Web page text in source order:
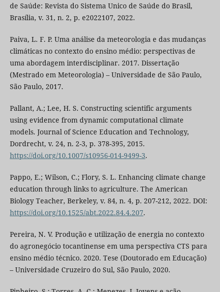
de Saúde: Revista do Sistema Unico de Saúde do Brasil,
Brasília, v. 31, n. 2, p. e2022107, 2022.
Paiva, L. F. P. Uma análise da meteorologia e das mudanças
climáticas no contexto do ensino médio: perspectivas de
uma abordagem interdisciplinar. 2017. Dissertação
(Mestrado em Meteorologia) – Universidade de São Paulo,
São Paulo, 2017.
Pallant, A.; Lee, H. S. Constructing scientific arguments
using evidence from dynamic computational climate
models. Journal of Science Education and Technology,
Dordrecht, v. 24, n. 2-3, p. 378-395, 2015.
https://doi.org/10.1007/s10956-014-9499-3.
Pappo, E.; Wilson, C.; Flory, S. L. Enhancing climate change
education through links to agriculture. The American
Biology Teacher, Berkeley, v. 84, n. 4, p. 207-212, 2022. DOI:
https://doi.org/10.1525/abt.2022.84.4.207.
Pereira, N. V. Produção e utilização de energia no contexto
do agronegócio tocantinense em uma perspectiva CTS para
ensino médio técnico. 2020. Tese (Doutorado em Educação)
– Universidade Cruzeiro do Sul, São Paulo, 2020.